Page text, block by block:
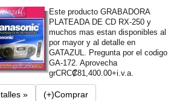
Este producto GRABADORA
PLATEADA DE CD RX-250 y
muchos mas estan disponibles al
por mayor y al detalle en
GATAZUL. Pregunta por el codigo
GA-172. Aprovecha
grCRC₡81,400.00+i.v.a.
» (+)Comprar